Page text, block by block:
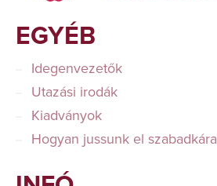
EGYÉB
Idegenvezetők
Utazási irodák
Kiadványok
Hogyan jussunk el szabadkára